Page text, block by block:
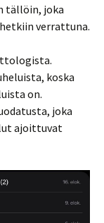
tällöin, joka
verrattuna.
koska
on.
joka
ajoittuvat